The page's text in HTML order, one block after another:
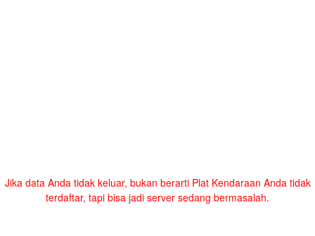
Jika data Anda tidak keluar, bukan berarti Plat Kendaraan Anda tidak
terdaftar, tapi bisa jadi server sedang bermasalah.